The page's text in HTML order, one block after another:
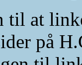
til at
på